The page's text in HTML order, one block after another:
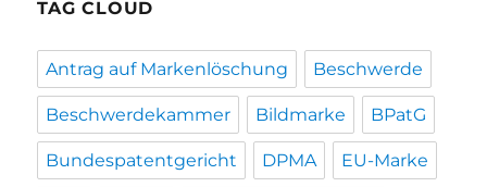
TAG CLOUD
Antrag auf Markenlöschung Beschwerde
Beschwerdekammer Bildmarke BPatG
Bundespatentgericht DPMA EU-Marke